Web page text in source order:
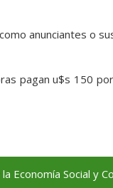
anunciantes o
pagan u$s 150
Social y